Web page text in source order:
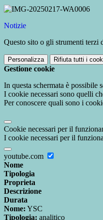
Notizie
Questo sito o gli strumenti terzi
Personalizza Rifiuta tutti i
Gestione cookie
In questa schermata è possibile
I cookie necessari sono quelli
Per conoscere quali sono i
Cookie necessari per il
I cookie necessari per il
youtube.com
Nome
Tipologia
Proprieta
Descrizione
Durata
Nome: YSC
Tipologia: analitico